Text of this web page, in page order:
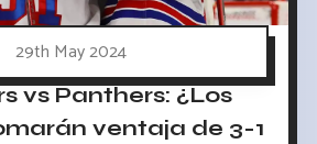
29th May 2024
vs Panthers: ¿Los
ventaja de 3-1